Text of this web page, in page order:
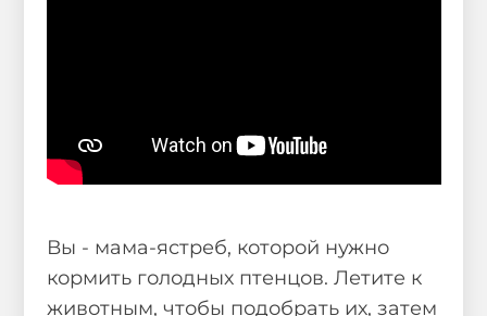
Вы - мама-ястреб, которой нужно
кормить голодных птенцов. Летите к
животным, чтобы подобрать их, затем